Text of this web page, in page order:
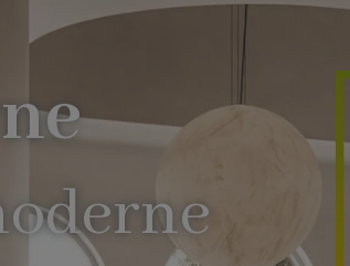
di
alla